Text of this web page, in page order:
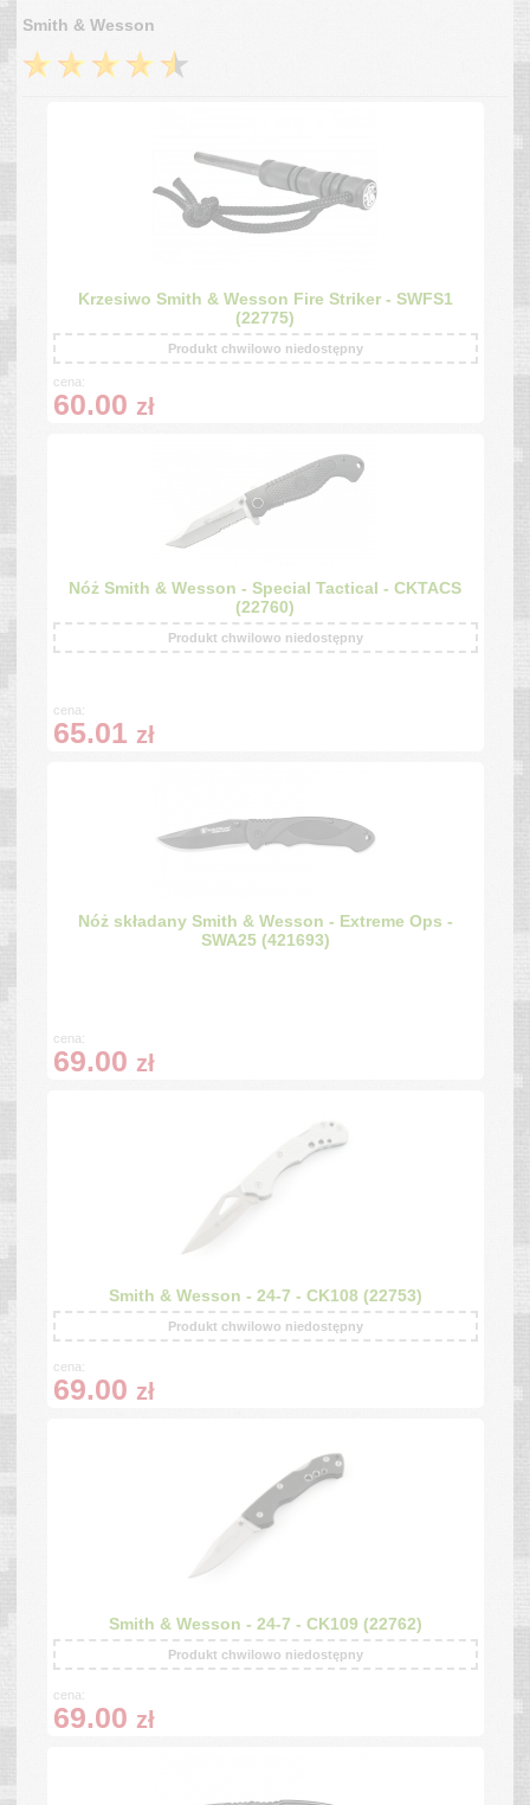
Smith & Wesson
Krzesiwo Smith & Wesson Fire Striker - SWFS1
(22775)
Produkt chwilowo niedostępny
cena:
60.00 zł
Nóż Smith & Wesson - Special Tactical - CKTACS
(22760)
Produkt chwilowo niedostępny
cena:
65.01 zł
Nóż składany Smith & Wesson - Extreme Ops -
SWA25 (421693)
cena:
69.00 zł
Smith & Wesson - 24-7 - CK108 (22753)
Produkt chwilowo niedostępny
cena:
69.00 zł
Smith & Wesson - 24-7 - CK109 (22762)
Produkt chwilowo niedostępny
cena:
69.00 zł